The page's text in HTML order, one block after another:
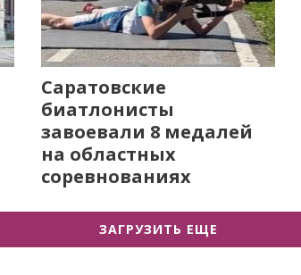
Саратовские
биатлонисты
завоевали 8 медалей
на областных
соревнованиях
ЗАГРУЗИТЬ ЕЩЕ